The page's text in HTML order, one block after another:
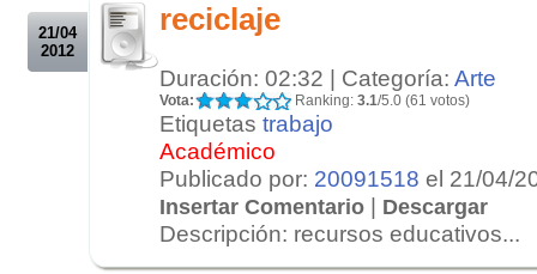
21/04
2012
reciclaje
Duración: 02:32 | Categoría: Arte
Vota: Ranking: 3.1/5.0 (61 votos)
Etiquetas trabajo
Académico
Publicado por: 20091518 el 21/04/
Insertar Comentario | Descargar
Descripción: recursos educativos...